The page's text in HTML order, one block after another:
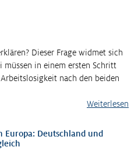
Dieser Frage widmet sich
müssen in einem ersten Schritt
nach den beiden
Weiterlesen
Europa: Deutschland und